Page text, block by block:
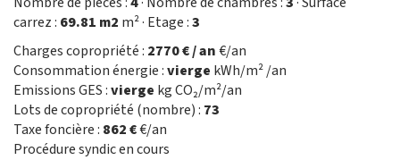
carrez : 69.81 m2 m² · Etage :3
Charges copropriété : 2770 € / an€/an
Consommation énergie :vierge kWh/m² /an
Emissions GES :vierge kg CO₂/m²/an
Lots de copropriété (nombre) : 73
Taxe foncière : 862 €€/an
Procédure syndic en cours